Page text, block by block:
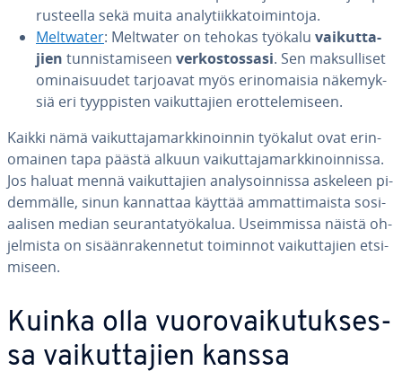
rus­teel­la sekä muita ana­ly­tiik­ka­toi­min­to­ja.
Meltwater: Meltwater on tehokas työkalu vai­kut­ta­
jien tun­nis­ta­mi­seen ver­kos­tos­sa­si. Sen mak­sul­li­set
omi­nai­suu­det tarjoavat myös erin­omai­sia nä­ke­myk­
siä eri tyyp­pis­ten vai­kut­ta­jien erot­te­le­mi­seen.
Kaikki nämä vai­kut­ta­ja­mark­ki­noin­nin työkalut ovat erin­
omai­nen tapa päästä alkuun vai­kut­ta­ja­mark­ki­noin­nis­sa.
Jos haluat mennä vai­kut­ta­jien ana­ly­soin­nis­sa askeleen pi­
dem­mäl­le, sinun kannattaa käyttää am­mat­ti­mais­ta so­si­
aa­li­sen median seu­ran­ta­työ­ka­lua. Useim­mis­sa näistä oh­
jel­mis­ta on si­sään­ra­ken­ne­tut toiminnot vai­kut­ta­jien et­si­
mi­seen.
Kuinka olla vuo­ro­vai­ku­tuk­ses­
sa vai­kut­ta­jien kanssa